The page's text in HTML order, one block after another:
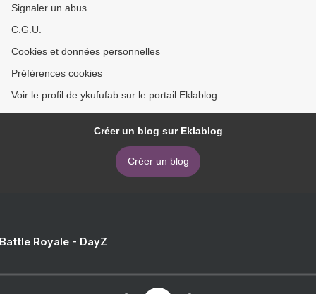
Signaler un abus
C.G.U.
Cookies et données personnelles
Préférences cookies
Voir le profil de ykufufab sur le portail Eklablog
Créer un blog sur Eklablog
Créer un blog
Royale - DayZ